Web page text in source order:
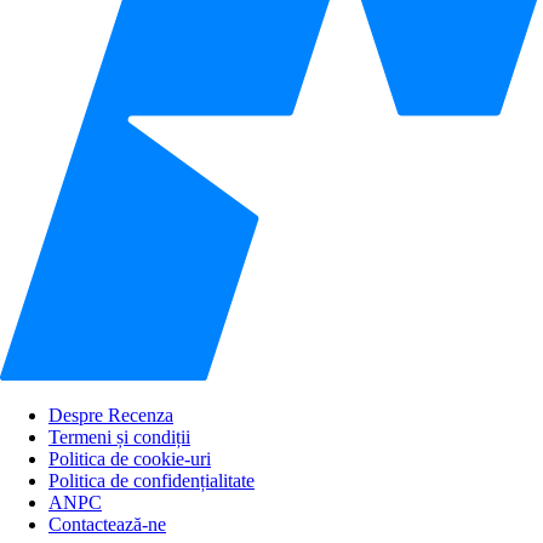
Despre Recenza
Termeni și condiții
Politica de cookie-uri
Politica de confidențialitate
ANPC
Contactează-ne